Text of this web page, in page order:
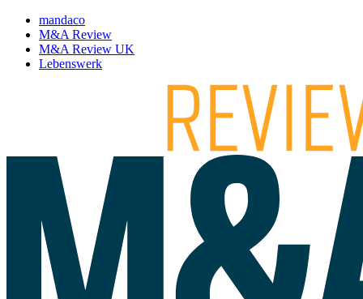
mandaco
M&A Review
M&A Review UK
Lebenswerk